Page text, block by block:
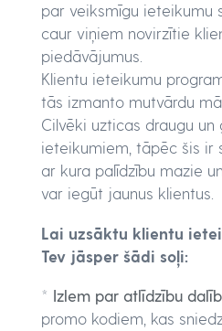
par veiksmīgu ieteikumu
caur viņiem novirzītie
piedāvājumus.
Klientu ieteikumu
tās izmanto mutvārdu
Cilvēki uzticas draugu un
ieteikumiem, tāpēc šis ir
ar kura palīdzību mazie
var iegūt jaunus klientus.
Lai uzsāktu klientu
Tev jāsper šādi soļi:
* Izlem par atlīdzību
promo kodiem, kas